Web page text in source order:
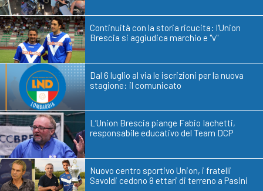
Continuità con la storia ricucita: l'Union
Brescia si aggiudica marchio e "v"
Dal 6 luglio al via le iscrizioni per la nuova
stagione: il comunicato
L’Union Brescia piange Fabio Iachetti,
responsabile educativo del Team DCP
Nuovo centro sportivo Union, i fratelli
Savoldi cedono 8 ettari di terreno a Pasini